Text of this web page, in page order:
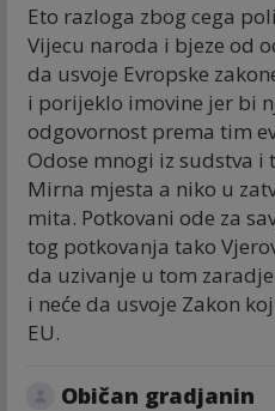
Eto razloga zbog cega
Vijecu naroda i bjeze od
da usvoje Evropske
i porijeklo imovine jer bi
odgovornost prema tim
Odose mnogi iz sudstva
Mirna mjesta a niko u
mita. Potkovani ode za
tog potkovanja tako
da uzivanje u tom
i neće da usvoje Zakon
EU.
Običan gradjanin